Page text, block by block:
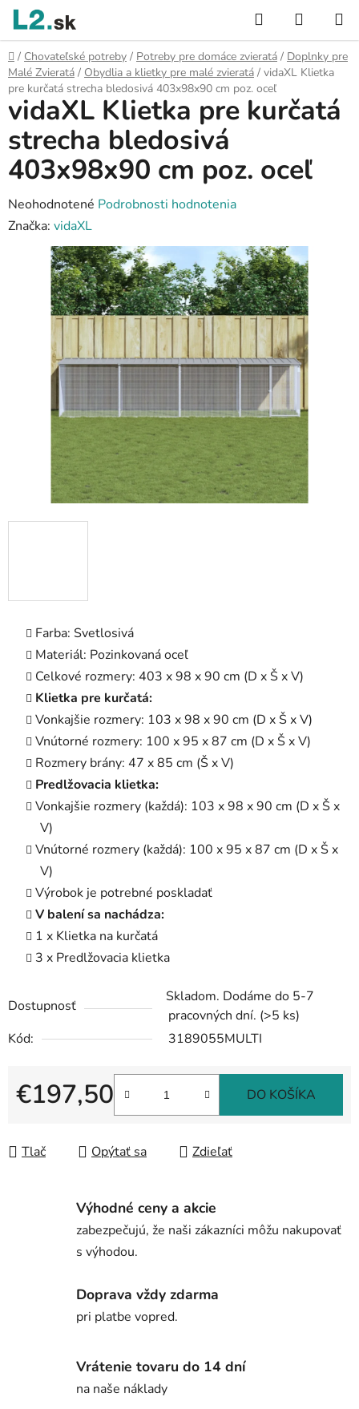
Prejsť
obsah
Hľadať
KOŠÍK
Domov
/ Chovateľské potreby / Potreby pre domáce zvieratá / Doplnky pre
Malé Zvieratá / Obydlia a klietky pre malé zvieratá / vidaXL Klietka
pre kurčatá strecha bledosivá 403x98x90 cm poz. oceľ
Farba: Svetlosivá
Materiál: Pozinkovaná oceľ
Celkové rozmery: 403 x 98 x 90 cm (D x Š x V)
Klietka pre kurčatá:
Vonkajšie rozmery: 103 x 98 x 90 cm (D x Š x V)
Vnútorné rozmery: 100 x 95 x 87 cm (D x Š x V)
Rozmery brány: 47 x 85 cm (Š x V)
Predlžovacia klietka:
Vonkajšie rozmery (každá): 103 x 98 x 90 cm (D x Š x
V)
Vnútorné rozmery (každá): 100 x 95 x 87 cm (D x Š x
V)
Výrobok je potrebné poskladať
V balení sa nachádza:
1 x Klietka na kurčatá
3 x Predlžovacia klietka
Dostupnosť
Skladom. Dodáme do 5-7
pracovných dní. (>5 ks)
Kód:
3189055MULTI
€197,50 DO KOŠÍKA
Tlač Opýtať sa Zdieľať
vidaXL Klietka pre kurčatá
strecha bledosivá
403x98x90 cm poz. oceľ
Priemerné
hodnotenie
produktu
hviezdičiek.
Neohodnotené Podrobnosti hodnotenia
Značka: vidaXL
Výhodné ceny a akcie
zabezpečujú, že naši zákazníci môžu nakupovať
s výhodou.
Doprava vždy zdarma
pri platbe vopred.
Vrátenie tovaru do 14 dní
na naše náklady